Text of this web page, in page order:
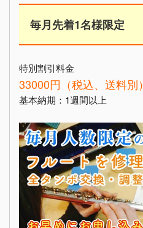
毎月先着1名様限定
特別割引料金
33000円（税込、送料別）
基本納期：1週間以上